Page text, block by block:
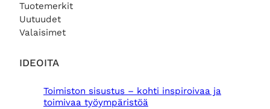
Tuotemerkit
Uutuudet
Valaisimet
IDEOITA
Toimiston sisustus – kohti inspiroivaa ja
toimivaa työympäristöä